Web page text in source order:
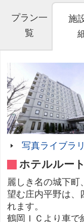
プラン一
覧
施
写真ライブラ
ホテルルー
麗しき名の城下町
望む庄内平野は、
れます。
鶴岡ＩＣより車で